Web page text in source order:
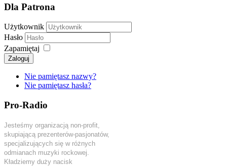
Dla Patrona
Użytkownik
Hasło
Zapamiętaj
Zaloguj
Nie pamiętasz nazwy?
Nie pamiętasz hasła?
Pro-Radio
Jesteśmy organizacją non-profit,
skupiającą prezenterów-pasjonatów,
specjalizujących się w różnych
odmianach muzyki rockowej.
Kładziemy duży nacisk